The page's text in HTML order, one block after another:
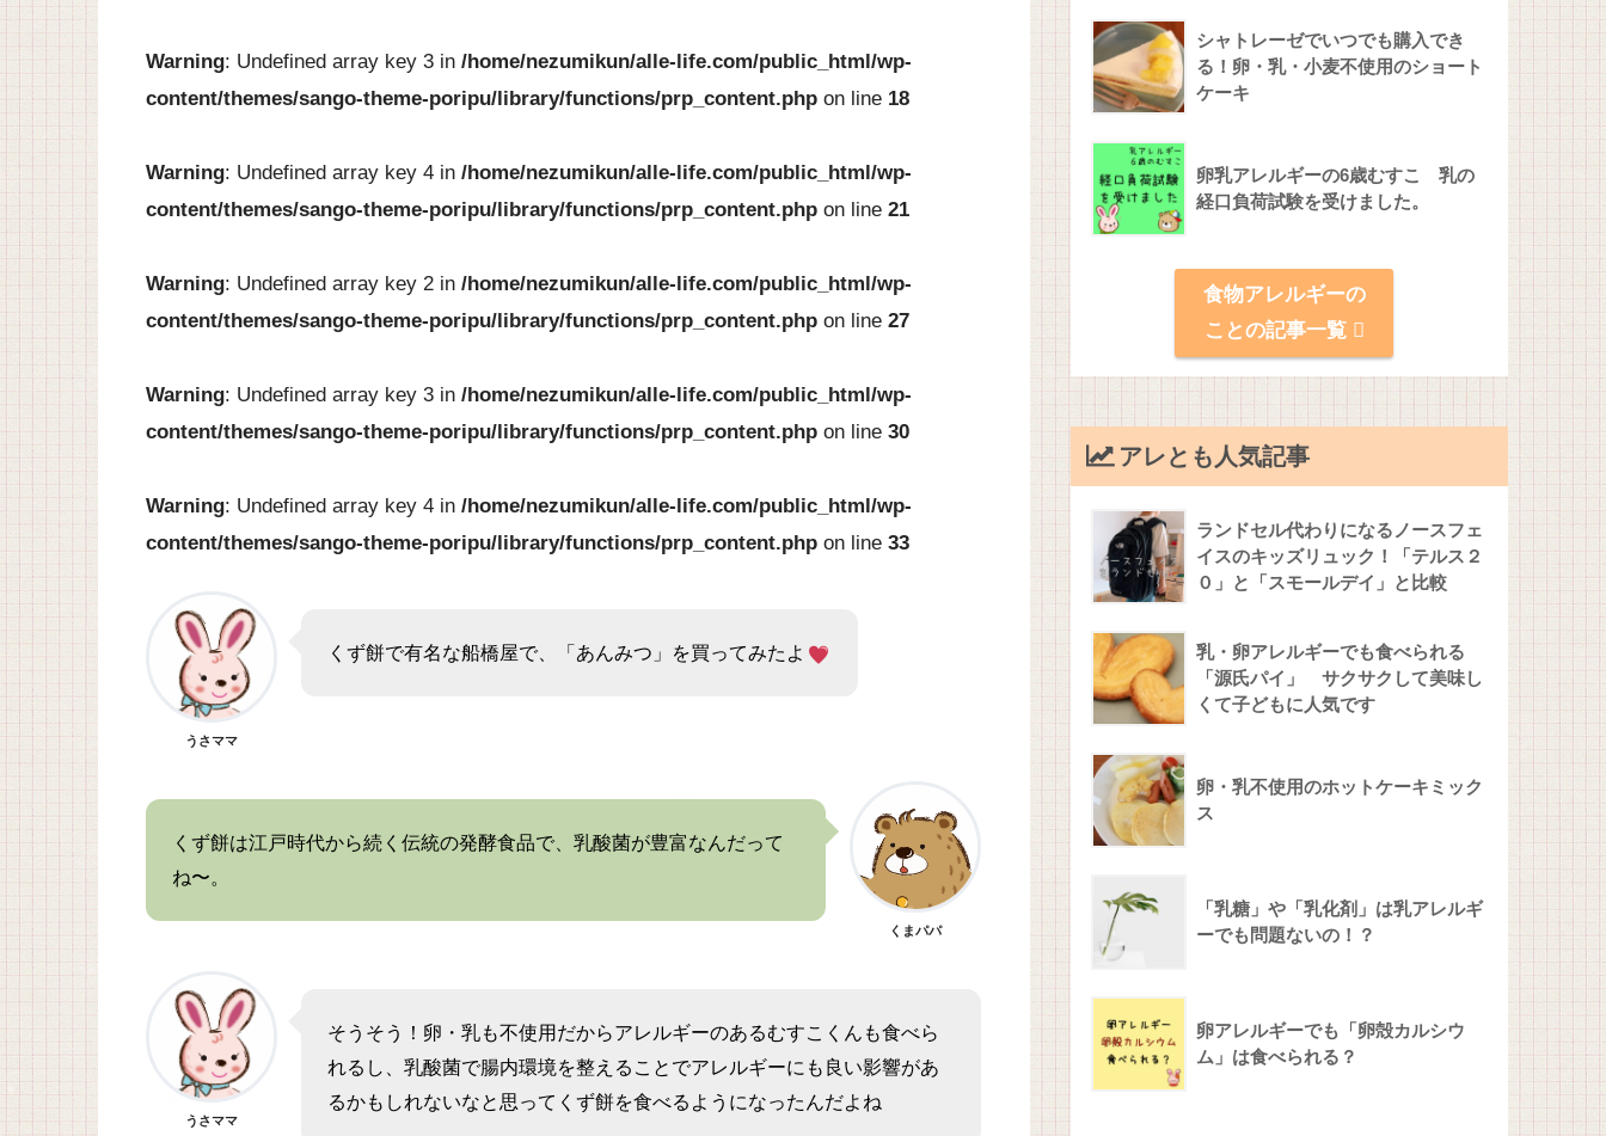
Warning: Undefined array key 3 in /home/nezumikun/alle-life.com/public_html/wp-
content/themes/sango-theme-poripu/library/functions/prp_content.php on line 18
Warning: Undefined array key 4 in /home/nezumikun/alle-life.com/public_html/wp-
content/themes/sango-theme-poripu/library/functions/prp_content.php on line 21
Warning: Undefined array key 2 in /home/nezumikun/alle-life.com/public_html/wp-
content/themes/sango-theme-poripu/library/functions/prp_content.php on line 27
Warning: Undefined array key 3 in /home/nezumikun/alle-life.com/public_html/wp-
content/themes/sango-theme-poripu/library/functions/prp_content.php on line 30
Warning: Undefined array key 4 in /home/nezumikun/alle-life.com/public_html/wp-
content/themes/sango-theme-poripu/library/functions/prp_content.php on line 33
うさママ
くず餅で有名な船橋屋で、「あんみつ」を買ってみたよ
くず餅は江戸時代から続く伝統の発酵食品で、乳酸菌が豊富なんだって
ね〜。
くまパパ
うさママ
そうそう！卵・乳も不使用だからアレルギーのあるむすこくんも食べら
れるし、乳酸菌で腸内環境を整えることでアレルギーにも良い影響があ
るかもしれないなと思ってくず餅を食べるようになったんだよね
シャトレーゼでいつでも購入でき
る！卵・乳・小麦不使用のショート
ケーキ
卵乳アレルギーの6歳むすこ 乳の
経口負荷試験を受けました。
食物アレルギーの
ことの記事一覧
アレとも人気記事
ランドセル代わりになるノースフェ
イスのキッズリュック！「テルス２
０」と「スモールデイ」と比較
乳・卵アレルギーでも食べられる
「源氏パイ」 サクサクして美味し
くて子どもに人気です
卵・乳不使用のホットケーキミック
ス
「乳糖」や「乳化剤」は乳アレルギ
ーでも問題ないの！？
卵アレルギーでも「卵殻カルシウ
ム」は食べられる？